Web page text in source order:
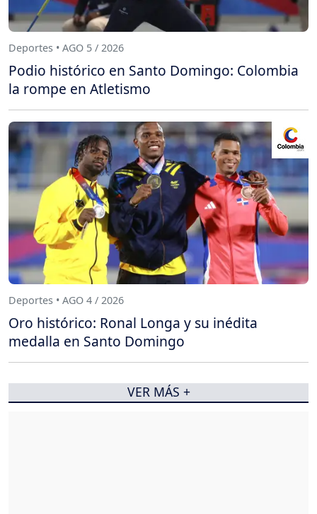
Deportes • AGO 5 / 2026
Podio histórico en Santo Domingo: Colombia
la rompe en Atletismo
Deportes • AGO 4 / 2026
Oro histórico: Ronal Longa y su inédita
medalla en Santo Domingo
VER MÁS +